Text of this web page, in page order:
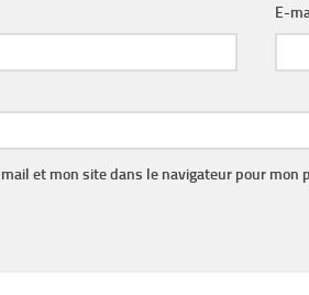
E-
et mon site dans le navigateur pour mon